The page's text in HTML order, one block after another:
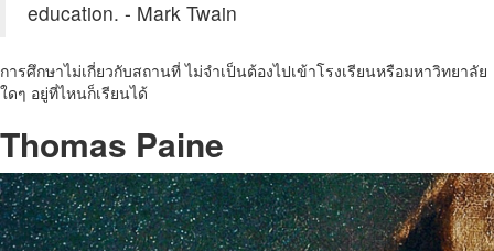
education. - Mark Twain
การศึกษาไม่เกี่ยวกับสถานที่ ไม่จำเป็นต้องไปเข้าโรงเรียนหรือมหาวิทยาลัย
ใดๆ อยู่ที่ไหนก็เรียนได้
Thomas Paine